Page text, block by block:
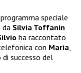
speciale
Silvia Toffanin
ha raccontato
con Maria,
di successo del